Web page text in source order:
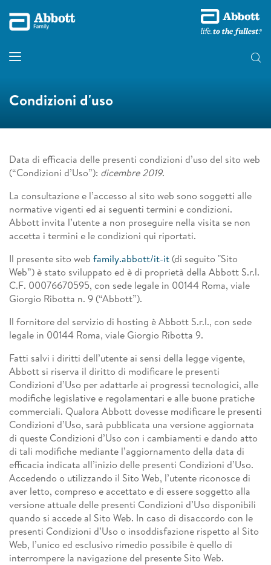
Condizioni d'uso
Data di efficacia delle presenti condizioni d’uso del sito web
(“Condizioni d’Uso”): dicembre 2019.
La consultazione e l’accesso al sito web sono soggetti alle
normative vigenti ed ai seguenti termini e condizioni.
Abbott invita l’utente a non proseguire nella visita se non
accetta i termini e le condizioni qui riportati.
Il presente sito web family.abbott/it-it (di seguito "Sito
Web”) è stato sviluppato ed è di proprietà della Abbott S.r.l.
C.F. 00076670595, con sede legale in 00144 Roma, viale
Giorgio Ribotta n. 9 (“Abbott”).
Il fornitore del servizio di hosting è Abbott S.r.l., con sede
legale in 00144 Roma, viale Giorgio Ribotta 9.
Fatti salvi i diritti dell’utente ai sensi della legge vigente,
Abbott si riserva il diritto di modificare le presenti
Condizioni d’Uso per adattarle ai progressi tecnologici, alle
modifiche legislative e regolamentari e alle buone pratiche
commerciali. Qualora Abbott dovesse modificare le presenti
Condizioni d’Uso, sarà pubblicata una versione aggiornata
di queste Condizioni d’Uso con i cambiamenti e dando atto
di tali modifiche mediante l’aggiornamento della data di
efficacia indicata all’inizio delle presenti Condizioni d’Uso.
Accedendo o utilizzando il Sito Web, l’utente riconosce di
aver letto, compreso e accettato e di essere soggetto alla
versione attuale delle presenti Condizioni d’Uso disponibili
quando si accede al Sito Web. In caso di disaccordo con le
presenti Condizioni d’Uso o insoddisfazione rispetto al Sito
Web, l’unico ed esclusivo rimedio possibile è quello di
interrompere la navigazione del presente Sito Web.